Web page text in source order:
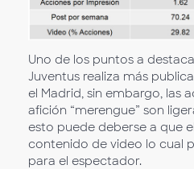
Uno de los puntos a
Juventus realiza más
el Madrid, sin embargo, las
afición “merengue” son
esto puede deberse a que
contenido de video lo cual
para el espectador.